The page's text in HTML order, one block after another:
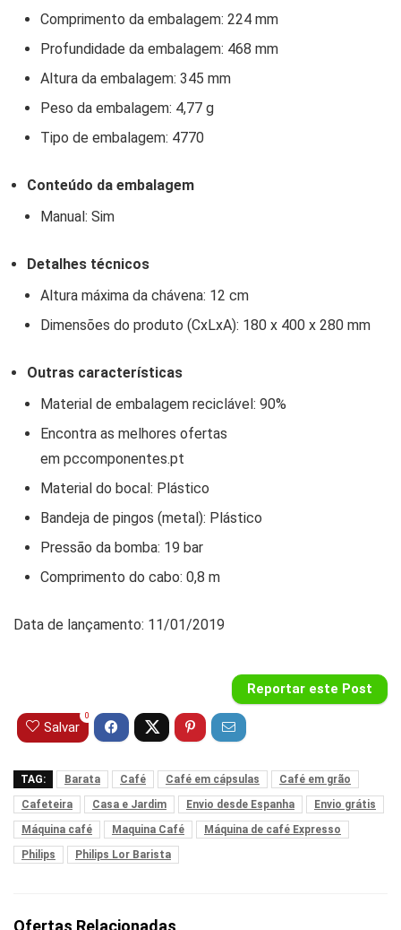
Comprimento da embalagem: 224 mm
Profundidade da embalagem: 468 mm
Altura da embalagem: 345 mm
Peso da embalagem: 4,77 g
Tipo de embalagem: 4770
Conteúdo da embalagem
Manual: Sim
Detalhes técnicos
Altura máxima da chávena: 12 cm
Dimensões do produto (CxLxA): 180 x 400 x 280 mm
Outras características
Material de embalagem reciclável: 90%
Encontra as melhores ofertas
em pccomponentes.pt
Material do bocal: Plástico
Bandeja de pingos (metal): Plástico
Pressão da bomba: 19 bar
Comprimento do cabo: 0,8 m
Data de lançamento: 11/01/2019
Reportar este Post
Salvar
0
TAG: Barata Café Café em cápsulas
Café em grão
Cafeteira
Casa e Jardim Envio desde Espanha
Envio grátis
Máquina café
Maquina Café
Máquina de café Expresso
Philips
Philips Lor Barista
Ofertas Relacionadas